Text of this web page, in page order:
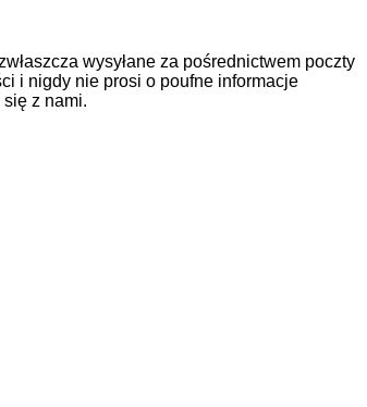
wysyłane za pośrednictwem poczty
i nigdy nie prosi o poufne informacje
z nami.